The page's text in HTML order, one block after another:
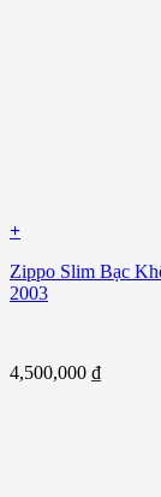
+
Zippo Slim Bạc
2003
4,500,000 ₫